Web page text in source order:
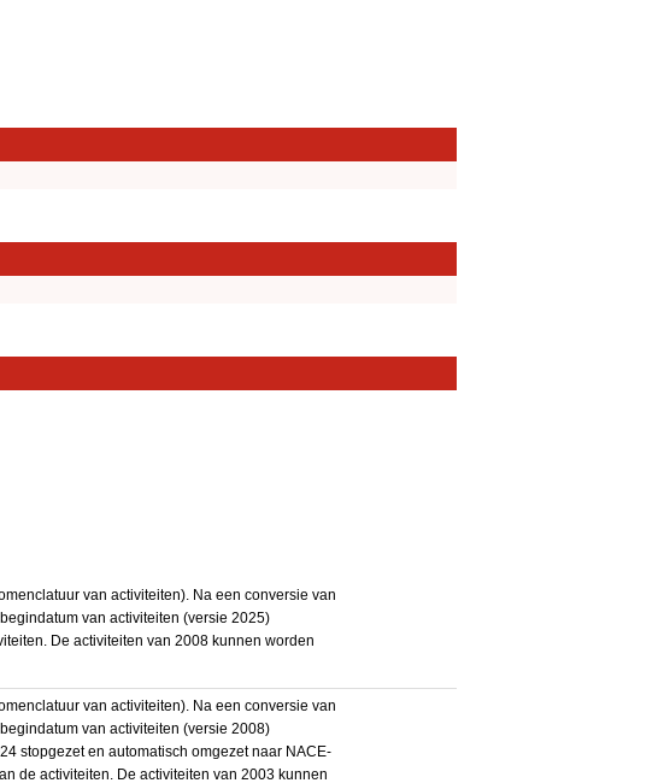
van activiteiten). Na een conversie van
van activiteiten (versie 2025)
De activiteiten van 2008 kunnen worden
van activiteiten). Na een conversie van
van activiteiten (versie 2008)
stopgezet en automatisch omgezet naar NACE-
de activiteiten. De activiteiten van 2003 kunnen